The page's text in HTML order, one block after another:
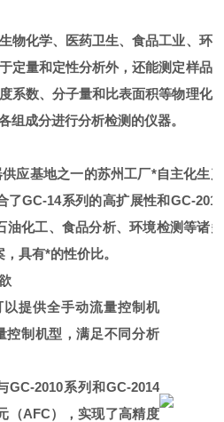
物化学、医药卫生、食品工业、环
定量和定性分析外，还能测定样品
系数、分子量和比表面积等物理化
组成分进行分析检测的仪器。
应基地之一的苏州工厂*自主化生产
GC-14系列的高扩展性和GC-2014
油化工、食品分析、环境检测等诸多
具有*的性价比。
提供全手动流量控制机
控制机型，满足不同分析
GC-2010系列和GC-2014
（AFC），实现了高精度